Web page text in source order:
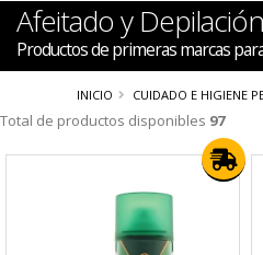
Afeitado y Depilación
Productos de primeras marcas
INICIO CUIDADO E HIGIENE
Total de productos disponibles 97